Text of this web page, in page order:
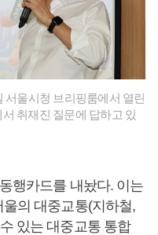
서울시청 브리핑룸에서 열린
취재진 질문에 답하고 있
행카드를 내놨다. 이는
의 대중교통(지하철,
있는 대중교통 통합